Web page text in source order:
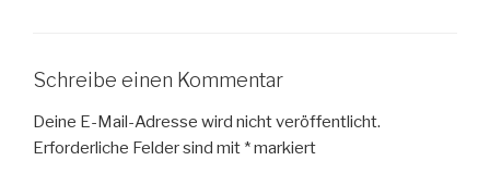
Schreibe einen Kommentar
Deine E-Mail-Adresse wird nicht veröffentlicht.
Erforderliche Felder sind mit *markiert